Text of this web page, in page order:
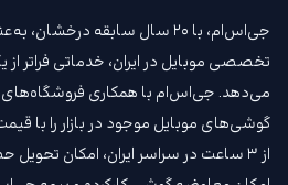
جی‌اس‌ام، با ۲۰ سال سابقه
تخصصی موبایل در ایران، خدماتی فراتر
می‌دهد. جی‌اس‌ام با همکاری فروشگاه‌های
گوشی‌های موبایل موجود در بازار را با
از ۳ ساعت در سراسر ایران، امکان